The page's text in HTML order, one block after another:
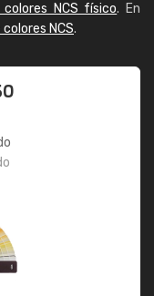
NCS físico. En
NCS.